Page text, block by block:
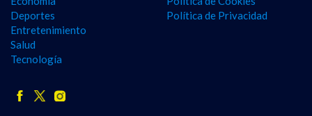
Deportes
Entretenimiento
Salud
Tecnología
Política de Privacidad